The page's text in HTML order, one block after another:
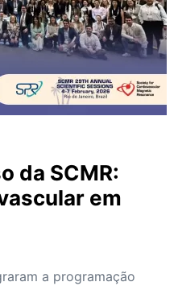
da SCMR:
em
a programação